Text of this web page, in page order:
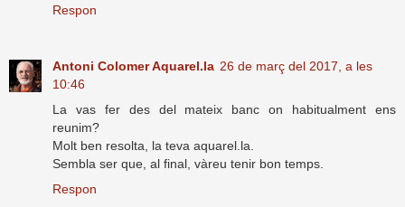
Respon
Antoni Colomer Aquarel.la 26 de març del 2017, a les
10:46
La vas fer des del mateix banc on habitualment ens
reunim?
Molt ben resolta, la teva aquarel.la.
Sembla ser que, al final, vàreu tenir bon temps.
Respon